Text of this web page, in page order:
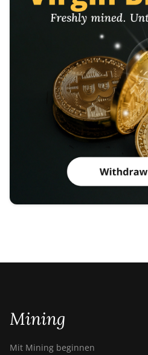
Mining
Mit Mining beginnen